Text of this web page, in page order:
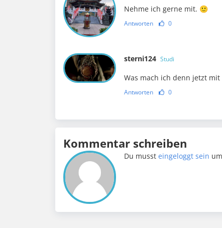
Nehme ich gerne mit. 🙂
Antworten 0
sterni124 Studi
Was mach ich denn jetzt mit
Antworten 0
Kommentar schreiben
Du mussteingeloggt sein